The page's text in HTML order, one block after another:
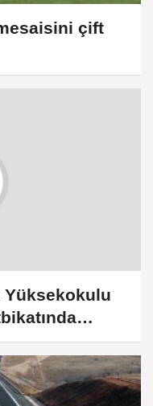
çift
Yüksekokulu